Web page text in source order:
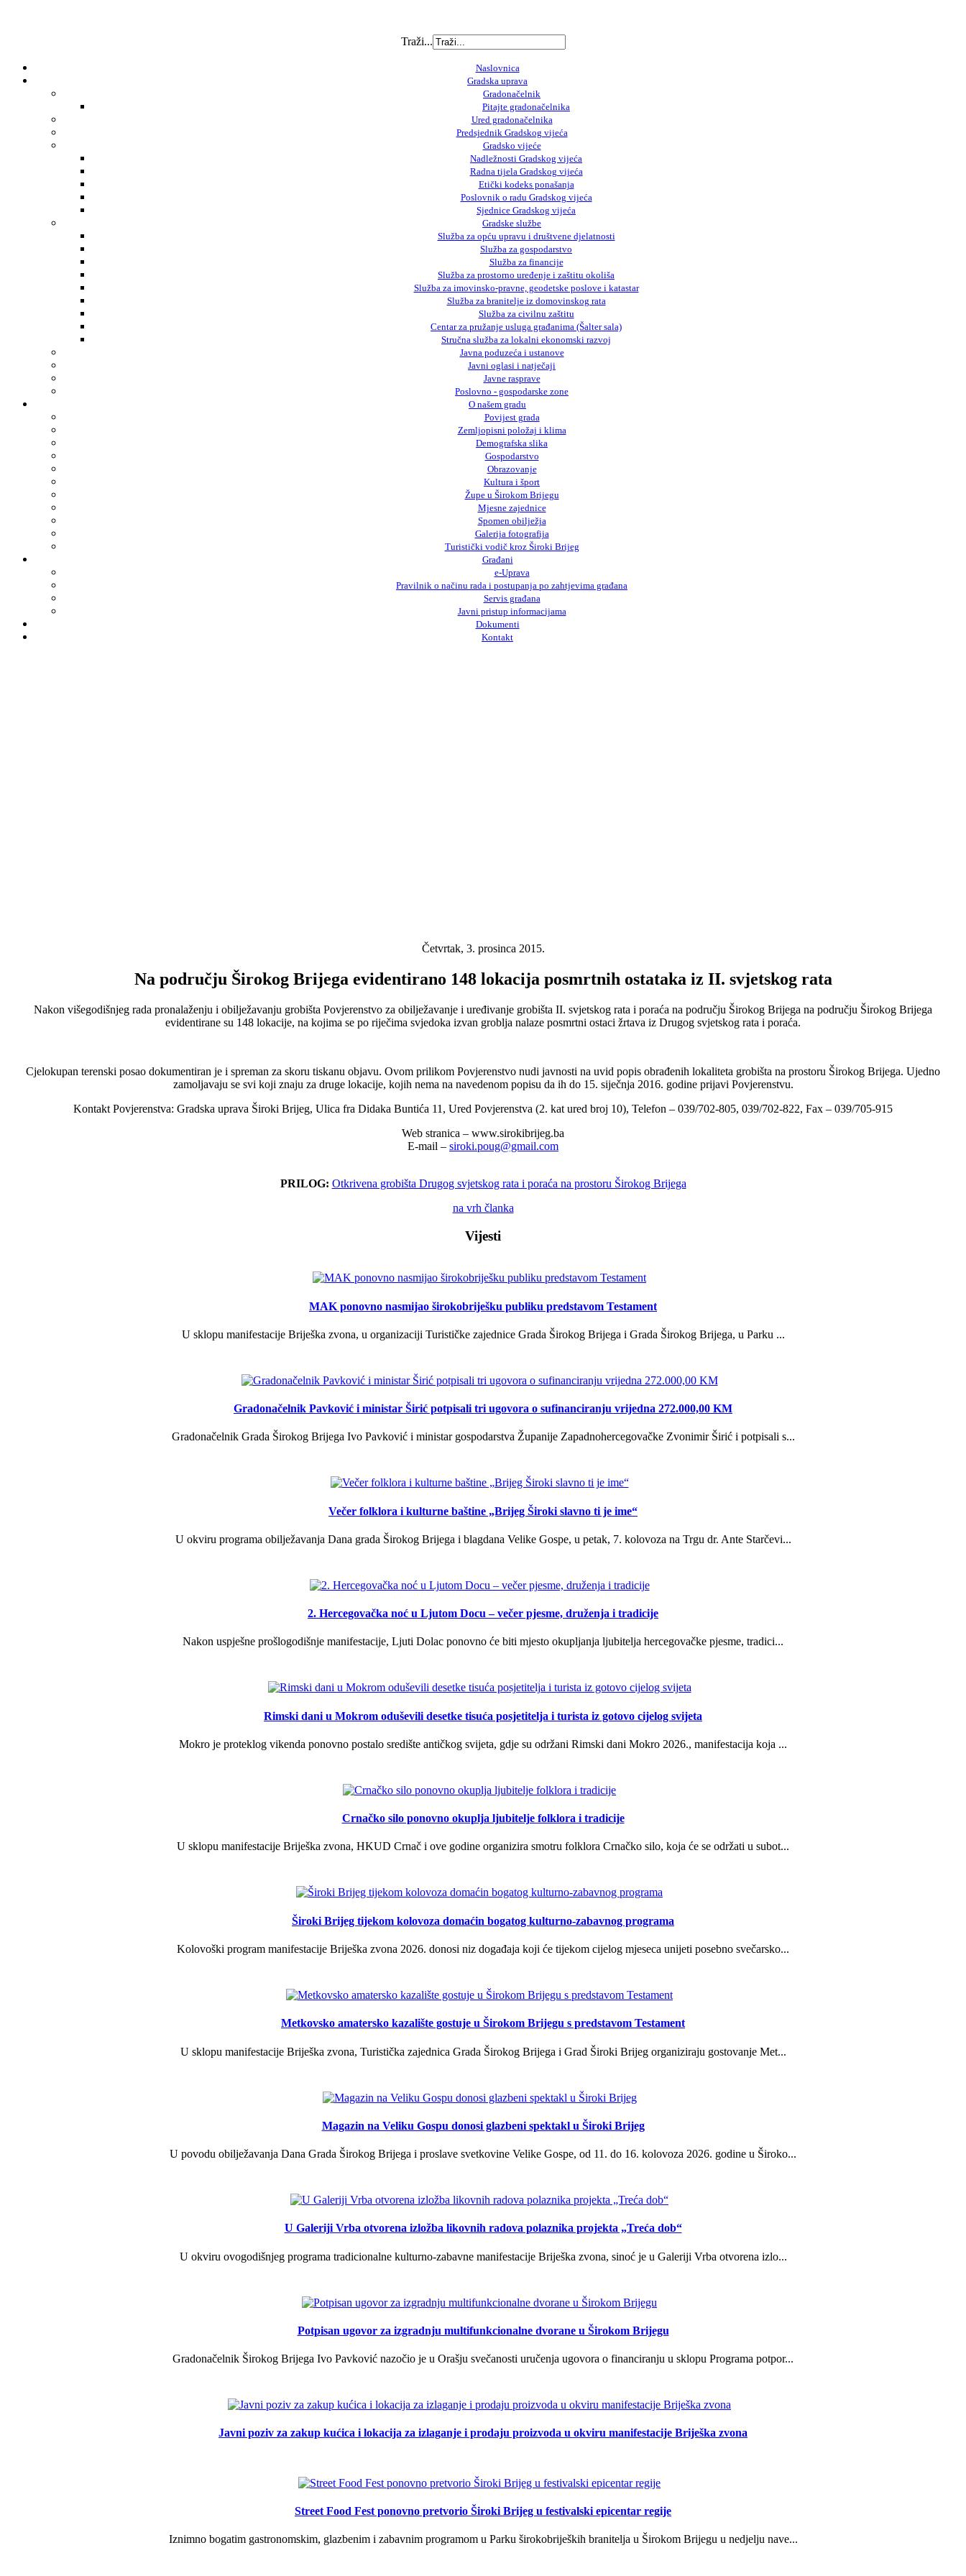
Traži...
Naslovnica
Gradska uprava
Gradonačelnik
Pitajte gradonačelnika
Ured gradonačelnika
Predsjednik Gradskog vijeća
Gradsko vijeće
Nadležnosti Gradskog vijeća
Radna tijela Gradskog vijeća
Etički kodeks ponašanja
Poslovnik o radu Gradskog vijeća
Sjednice Gradskog vijeća
Gradske službe
Služba za opću upravu i društvene djelatnosti
Služba za gospodarstvo
Služba za financije
Služba za prostorno uređenje i zaštitu okoliša
Služba za imovinsko-pravne, geodetske poslove i katastar
Služba za branitelje iz domovinskog rata
Služba za civilnu zaštitu
Centar za pružanje usluga građanima (Šalter sala)
Stručna služba za lokalni ekonomski razvoj
Javna poduzeća i ustanove
Javni oglasi i natječaji
Javne rasprave
Poslovno - gospodarske zone
O našem gradu
Povijest grada
Zemljopisni položaj i klima
Demografska slika
Gospodarstvo
Obrazovanje
Kultura i šport
Župe u Širokom Brijegu
Mjesne zajednice
Spomen obilježja
Galerija fotografija
Turistički vodič kroz Široki Brijeg
Građani
e-Uprava
Pravilnik o načinu rada i postupanja po zahtjevima građana
Servis građana
Javni pristup informacijama
Dokumenti
Kontakt
Četvrtak, 3. prosinca 2015.
Na području Širokog Brijega evidentirano 148 lokacija posmrtnih ostataka iz II. svjetskog rata
Nakon višegodišnjeg rada pronalaženju i obilježavanju grobišta Povjerenstvo za obilježavanje i uređivanje grobišta II. svjetskog rata i poraća na području Širokog Brijega na području Širokog Brijega
evidentirane su 148 lokacije, na kojima se po riječima svjedoka izvan groblja nalaze posmrtni ostaci žrtava iz Drugog svjetskog rata i poraća.
Cjelokupan terenski posao dokumentiran je i spreman za skoru tiskanu objavu. Ovom prilikom Povjerenstvo nudi javnosti na uvid popis obrađenih lokaliteta grobišta na prostoru Širokog Brijega. Ujedno
zamoljavaju se svi koji znaju za druge lokacije, kojih nema na navedenom popisu da ih do 15. siječnja 2016. godine prijavi Povjerenstvu.
Kontakt Povjerenstva: Gradska uprava Široki Brijeg, Ulica fra Didaka Buntića 11, Ured Povjerenstva (2. kat ured broj 10), Telefon – 039/702-805, 039/702-822, Fax – 039/705-915
Web stranica – www.sirokibrijeg.ba
E-mail – siroki.poug@gmail.com
PRILOG: Otkrivena grobišta Drugog svjetskog rata i poraća na prostoru Širokog Brijega
na vrh članka
Vijesti
MAK ponovno nasmijao širokobriješku publiku predstavom Testament
U sklopu manifestacije Briješka zvona, u organizaciji Turističke zajednice Grada Širokog Brijega i Grada Širokog Brijega, u Parku ...
Gradonačelnik Pavković i ministar Širić potpisali tri ugovora o sufinanciranju vrijedna 272.000,00 KM
Gradonačelnik Grada Širokog Brijega Ivo Pavković i ministar gospodarstva Županije Zapadnohercegovačke Zvonimir Širić i potpisali s...
Večer folklora i kulturne baštine „Brijeg Široki slavno ti je ime“
U okviru programa obilježavanja Dana grada Širokog Brijega i blagdana Velike Gospe, u petak, 7. kolovoza na Trgu dr. Ante Starčevi...
2. Hercegovačka noć u Ljutom Docu – večer pjesme, druženja i tradicije
Nakon uspješne prošlogodišnje manifestacije, Ljuti Dolac ponovno će biti mjesto okupljanja ljubitelja hercegovačke pjesme, tradici...
Rimski dani u Mokrom oduševili desetke tisuća posjetitelja i turista iz gotovo cijelog svijeta
Mokro je proteklog vikenda ponovno postalo središte antičkog svijeta, gdje su održani Rimski dani Mokro 2026., manifestacija koja ...
Crnačko silo ponovno okuplja ljubitelje folklora i tradicije
U sklopu manifestacije Briješka zvona, HKUD Crnač i ove godine organizira smotru folklora Crnačko silo, koja će se održati u subot...
Široki Brijeg tijekom kolovoza domaćin bogatog kulturno-zabavnog programa
Kolovoški program manifestacije Briješka zvona 2026. donosi niz događaja koji će tijekom cijelog mjeseca unijeti posebno svečarsko...
Metkovsko amatersko kazalište gostuje u Širokom Brijegu s predstavom Testament
U sklopu manifestacije Briješka zvona, Turistička zajednica Grada Širokog Brijega i Grad Široki Brijeg organiziraju gostovanje Met...
Magazin na Veliku Gospu donosi glazbeni spektakl u Široki Brijeg
U povodu obilježavanja Dana Grada Širokog Brijega i proslave svetkovine Velike Gospe, od 11. do 16. kolovoza 2026. godine u Široko...
U Galeriji Vrba otvorena izložba likovnih radova polaznika projekta „Treća dob“
U okviru ovogodišnjeg programa tradicionalne kulturno-zabavne manifestacije Briješka zvona, sinoć je u Galeriji Vrba otvorena izlo...
Potpisan ugovor za izgradnju multifunkcionalne dvorane u Širokom Brijegu
Gradonačelnik Širokog Brijega Ivo Pavković nazočio je u Orašju svečanosti uručenja ugovora o financiranju u sklopu Programa potpor...
Javni poziv za zakup kućica i lokacija za izlaganje i prodaju proizvoda u okviru manifestacije Briješka zvona
Street Food Fest ponovno pretvorio Široki Brijeg u festivalski epicentar regije
Iznimno bogatim gastronomskim, glazbenim i zabavnim programom u Parku širokobrijeških branitelja u Širokom Brijegu u nedjelju nave...